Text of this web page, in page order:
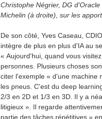
Christophe Négrier, DG
Michelin (à droite), sur les
De son côté, Yves Caseau,
intègre de plus en plus d'IA au
« Aujourd'hui, quand vous
personnes. Plusieurs choses
citer l'exemple « d'une machine
les pneus. C'est du deep
2/3 en 2D et 1/3 en 3D. Il y a
litigieux ». Il regarde
partie des tâches répétitives »